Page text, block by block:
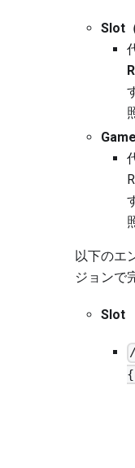
Slot
以下のエ
ジョンで
Slot